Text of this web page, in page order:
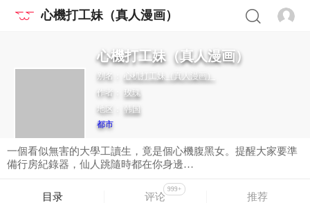
心機打工妹（真人漫画）
心機打工妹（真人漫画）
别名： 心机打工妹（真人漫画）
作者： 玫瑰
地区： 韩国
都市
一個看似無害的大學工讀生，竟是個心機腹黑女。提醒大家要準
備行房紀錄器，仙人跳隨時都在你身邊…
目录 评论
999+
推荐